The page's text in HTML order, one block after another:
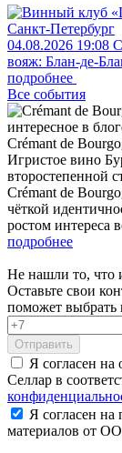
04.08.2026 19:08
вояж: Блан-де-
подробнее
Все события
интересное в
Crémant de
Игристое вино
второстепенной
Crémant de
чёткой
ростом интереса
подробнее
Не нашли то, что
Оставьте свои
поможет выбрать
Отправить
Я согласен
Селлар в
Я согласен
материалов от